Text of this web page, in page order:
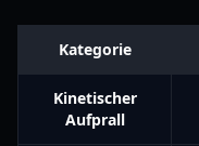
Kategorie
Kinetischer
Aufprall